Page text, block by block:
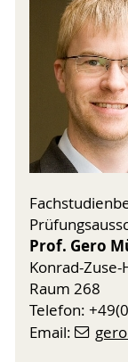
Prof. Gero
Konrad-Zuse-
Raum 268
Telefon:
Email: